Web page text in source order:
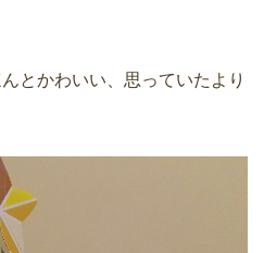
とかわいい、思っていたより